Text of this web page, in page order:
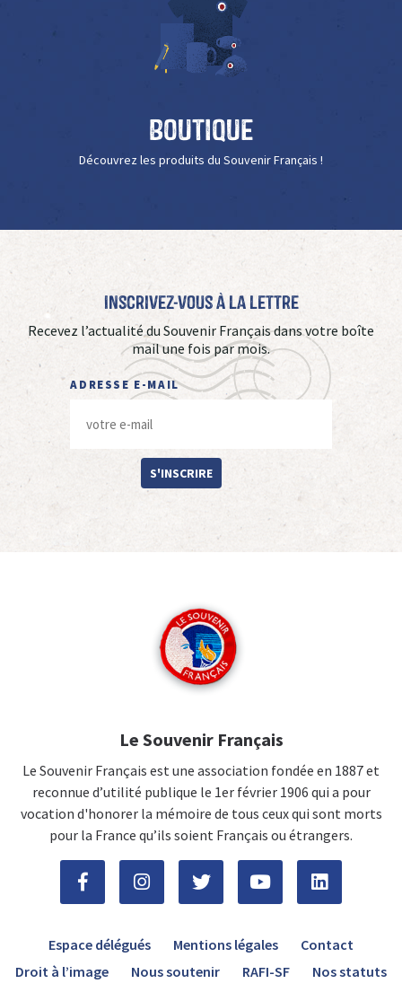
Boutique
Découvrez les produits du Souvenir Français !
Inscrivez-vous à La Lettre
Recevez l’actualité du Souvenir Français dans votre boîte
mail une fois par mois.
ADRESSE E-MAIL
S'INSCRIRE
Le Souvenir Français
Le Souvenir Français est une association fondée en 1887 et
reconnue d’utilité publique le 1er février 1906 qui a pour
vocation d'honorer la mémoire de tous ceux qui sont morts
pour la France qu’ils soient Français ou étrangers.
Espace délégués Mentions légales
Contact
Droit à l’image
Nous soutenir RAFI-SF Nos statuts